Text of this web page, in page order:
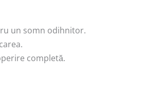
un somn odihnitor.
completă.